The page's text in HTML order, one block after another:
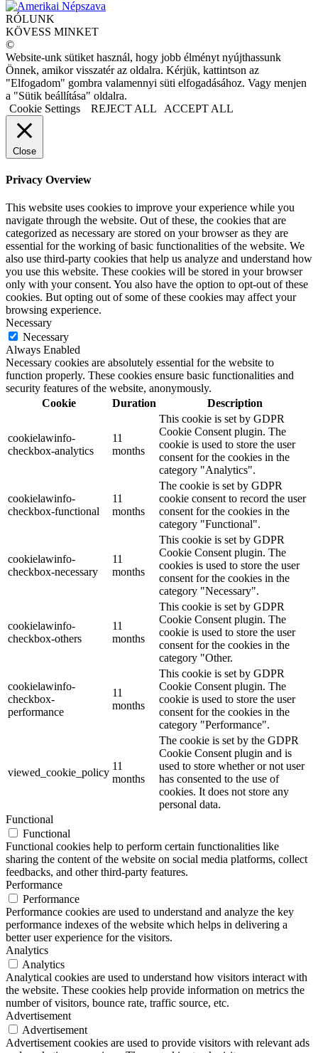
RÓLUNK
KÖVESS MINKET
©
Website-unk sütiket használ, hogy jobb élményt nyújthassunk
Önnek, amikor visszatér az oldalra. Kérjük, kattintson az
"Elfogadom" gombra valamennyi süti elfogadásához. Vagy menjen
a "Sütik beállítása" oldalra.
Cookie Settings
REJECT ALL ACCEPT ALL
Close
Privacy Overview
This website uses cookies to improve your experience while you
navigate through the website. Out of these, the cookies that are
categorized as necessary are stored on your browser as they are
essential for the working of basic functionalities of the website. We
also use third-party cookies that help us analyze and understand how
you use this website. These cookies will be stored in your browser
only with your consent. You also have the option to opt-out of these
cookies. But opting out of some of these cookies may affect your
browsing experience.
Necessary
Necessary
Always Enabled
Necessary cookies are absolutely essential for the website to
function properly. These cookies ensure basic functionalities and
security features of the website, anonymously.
Cookie
Duration Description
cookielawinfo-
checkbox-analytics
11
months
This cookie is set by GDPR
Cookie Consent plugin. The
cookie is used to store the user
consent for the cookies in the
category "Analytics".
cookielawinfo-
checkbox-functional
11
months
The cookie is set by GDPR
cookie consent to record the user
consent for the cookies in the
category "Functional".
cookielawinfo-
checkbox-necessary
11
months
This cookie is set by GDPR
Cookie Consent plugin. The
cookies is used to store the user
consent for the cookies in the
category "Necessary".
cookielawinfo-
checkbox-others
11
months
This cookie is set by GDPR
Cookie Consent plugin. The
cookie is used to store the user
consent for the cookies in the
category "Other.
cookielawinfo-
checkbox-
performance
11
months
This cookie is set by GDPR
Cookie Consent plugin. The
cookie is used to store the user
consent for the cookies in the
category "Performance".
viewed_cookie_policy
11
months
The cookie is set by the GDPR
Cookie Consent plugin and is
used to store whether or not user
has consented to the use of
cookies. It does not store any
personal data.
Functional
Functional
Functional cookies help to perform certain functionalities like
sharing the content of the website on social media platforms, collect
feedbacks, and other third-party features.
Performance
Performance
Performance cookies are used to understand and analyze the key
performance indexes of the website which helps in delivering a
better user experience for the visitors.
Analytics
Analytics
Analytical cookies are used to understand how visitors interact with
the website. These cookies help provide information on metrics the
number of visitors, bounce rate, traffic source, etc.
Advertisement
Advertisement
Advertisement cookies are used to provide visitors with relevant ads